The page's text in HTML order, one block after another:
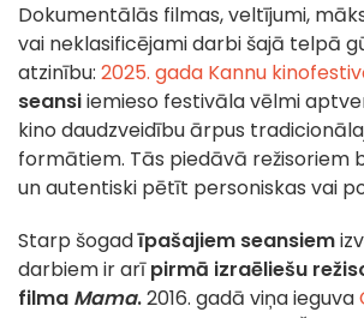
Dokumentālās filmas, veltījumi,
vai neklasificējami darbi šajā telpā
atzinību: 2025. gada Kannu
seansiiemieso festivāla vēlmi
kino daudzveidību ārpus
formātiem. Tās piedāvā režisoriem
un autentiski pētīt personiskas vai
Starp šogadīpašajiem seansiem
darbiem ir arīpirmā izraēliešu
filma Mama.2016. gadā viņa ieguva